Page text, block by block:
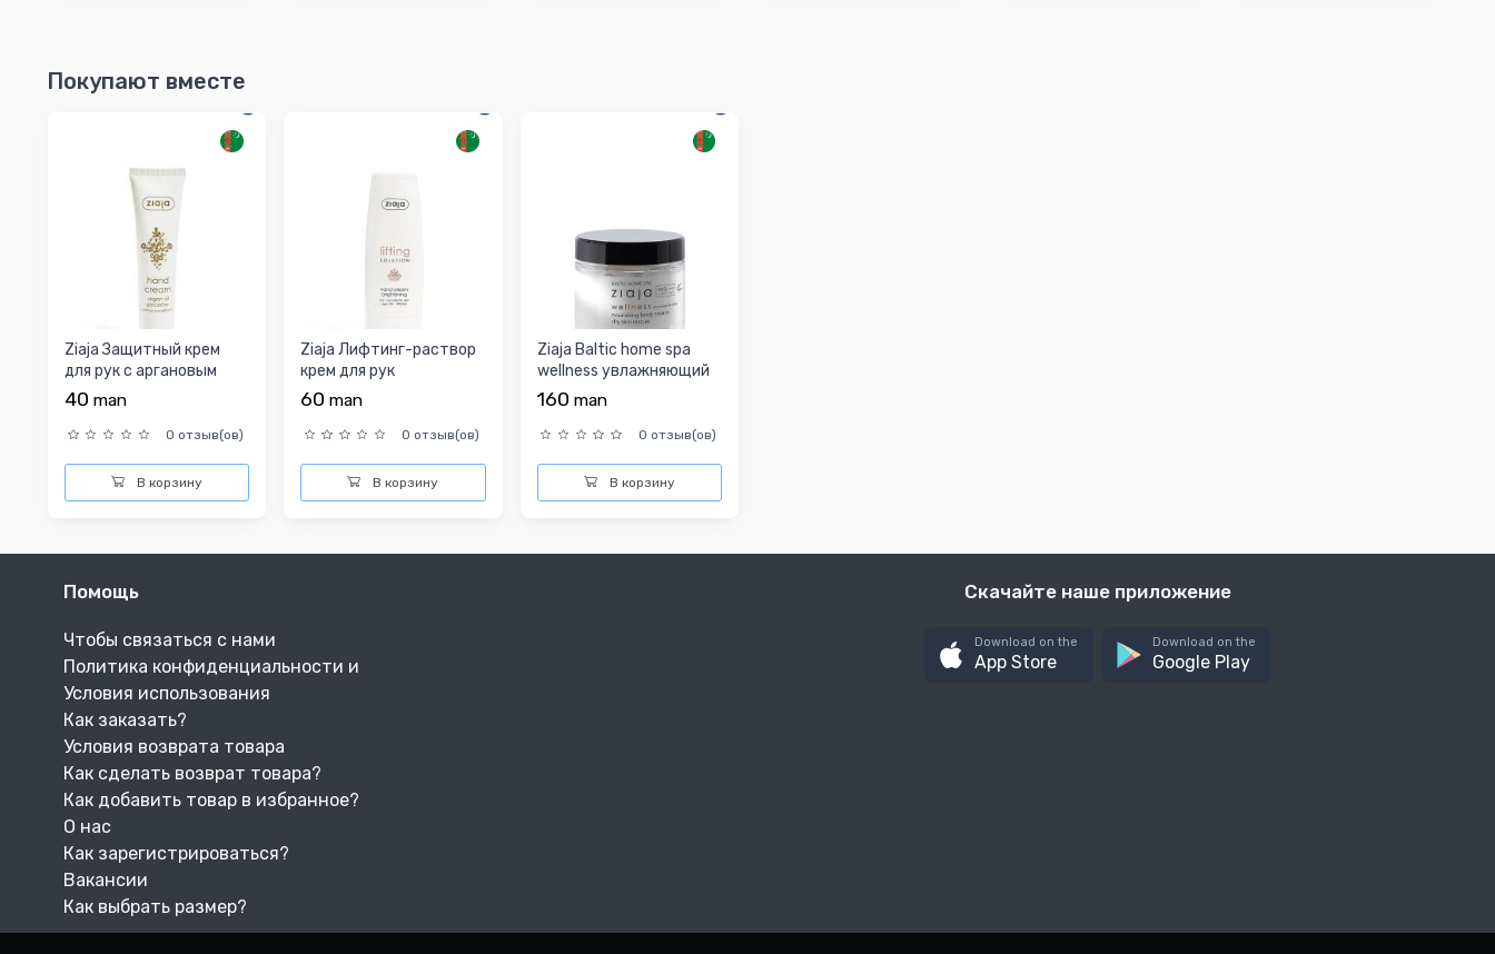
Покупают вместе
Ziaja Защитный крем
для рук с аргановым
маслом 100 мл
40 man
0 отзыв(ов)
В корзину
Ziaja Лифтинг-раствор
крем для рук
осветляющий 80 мл
60man
0 отзыв(ов)
В корзину
Ziaja Baltic home spa
wellness увлажняющий
крем для тела 300...
160 man
0 отзыв(ов)
В корзину
Помощь
Чтобы связаться с нами
Политика конфиденциальности и
Условия использования
Как заказать?
Условия возврата товара
Как сделать возврат товара?
Как добавить товар в избранное?
О нас
Как зарегистрироваться?
Вакансии
Как выбрать размер?
Скачайте наше приложение
Download on the
App Store
Download on the
Google Play